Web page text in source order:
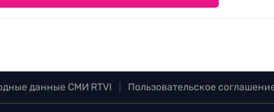
данные СМИ RTVI Пользовательское